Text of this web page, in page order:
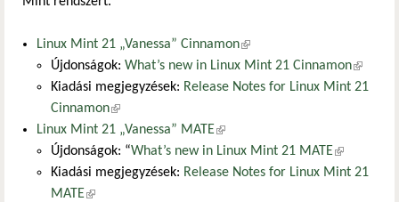
Linux Mint 21 „Vanessa” Cinnamon(külső hivatkozás)
Újdonságok: What’s new in Linux Mint 21 Cinnamon(külső
Kiadási megjegyzések: Release Notes for Linux Mint 21
Cinnamon(külső hivatkozás)
Linux Mint 21 „Vanessa” MATE(külső hivatkozás)
Újdonságok: “What’s new in Linux Mint 21 MATE(külső
hivatkozás)
Kiadási megjegyzések: Release Notes for Linux Mint 21
MATE(külső hivatkozás)